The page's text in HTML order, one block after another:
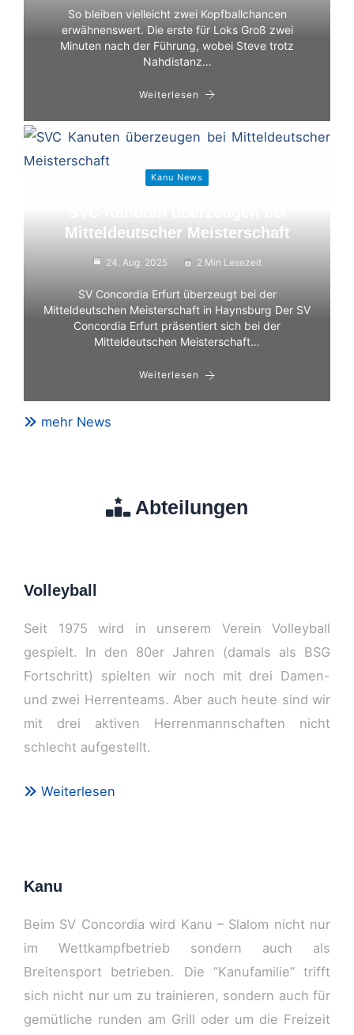
So bleiben vielleicht zwei Kopfballchancen
erwähnenswert. Die erste für Loks Groß zwei
Minuten nach der Führung, wobei Steve trotz
Nahdistanz…
Weiterlesen
Kanu News
Mitteldeutscher Meisterschaft
24. Aug. 2025 2 Min Lesezeit
SV Concordia Erfurt überzeugt bei der
Mitteldeutschen Meisterschaft in Haynsburg Der SV
Concordia Erfurt präsentiert sich bei der
Mitteldeutschen Meisterschaft…
Weiterlesen
mehr News
Abteilungen
Volleyball
Seit 1975 wird in unserem Verein Volleyball
gespielt. In den 80er Jahren (damals als BSG
Fortschritt) spielten wir noch mit drei Damen-
und zwei Herrenteams. Aber auch heute sind wir
mit drei aktiven Herrenmannschaften nicht
schlecht aufgestellt.
Weiterlesen
Kanu
Beim SV Concordia wird Kanu – Slalom nicht nur
im Wettkampfbetrieb sondern auch als
Breitensport betrieben. Die “Kanufamilie” trifft
sich nicht nur um zu trainieren, sondern auch für
gemütliche runden am Grill oder um die Freizeit